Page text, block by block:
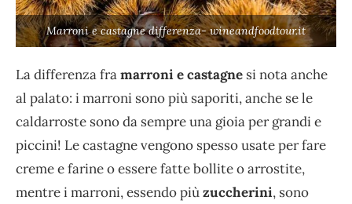
Marroni e castagne differenza- wineandfoodtour.it
La differenza framarroni e castagne si nota anche
al palato: i marroni sono più saporiti, anche se le
caldarroste sono da sempre una gioia per grandi e
piccini! Le castagne vengono spesso usate per fare
creme e farine o essere fatte bollite o arrostite,
mentre i marroni, essendo piùzuccherini, sono